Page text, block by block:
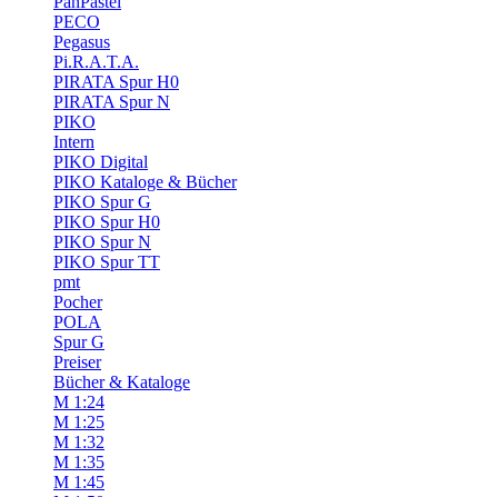
PECO
Pegasus
Pi.R.A.T.A.
PIRATA Spur H0
PIRATA Spur N
PIKO
Intern
PIKO Digital
PIKO Kataloge & Bücher
PIKO Spur G
PIKO Spur H0
PIKO Spur N
PIKO Spur TT
pmt
Pocher
POLA
Spur G
Preiser
Bücher & Kataloge
M 1:24
M 1:25
M 1:32
M 1:35
M 1:45